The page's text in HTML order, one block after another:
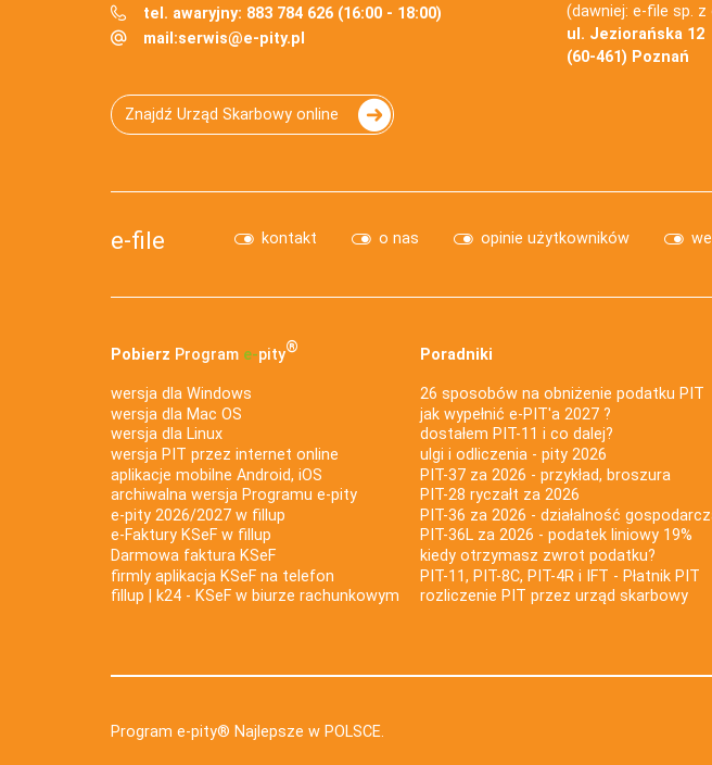
tel. awaryjny: 883 784 626 (16:00 - 18:00)
mail:serwis@e-pity.pl
(dawniej: e-file sp. z
ul. Jeziorańska 12
(60-461) Poznań
Znajdź Urząd Skarbowy online
e-file kontakt o nas opinie użytkowników
Pobierz Program e‑pity®
wersja dla Windows
wersja dla Mac OS
wersja dla Linux
wersja PIT przez internet online
aplikacje mobilne Android, iOS
archiwalna wersja Programu e-pity
e-pity 2026/2027 w fillup
e‑Faktury KSeF w fillup
Darmowa faktura KSeF
firmly aplikacja KSeF na telefon
fillup | k24 - KSeF w biurze rachunkowym
Poradniki
26 sposobów na obniżenie podatku PIT
jak wypełnić e-PIT'a 2027 ?
dostałem PIT-11 i co dalej?
ulgi i odliczenia - pity 2026
PIT-37 za 2026 - przykład, broszura
PIT-28 ryczałt za 2026
PIT-36 za 2026 - działalność
PIT-36L za 2026 - podatek liniowy 19%
kiedy otrzymasz zwrot podatku?
PIT-11, PIT-8C, PIT-4R i IFT - Płatnik PIT
rozliczenie PIT przez urząd skarbowy
Program e-pity® Najlepsze w POLSCE.